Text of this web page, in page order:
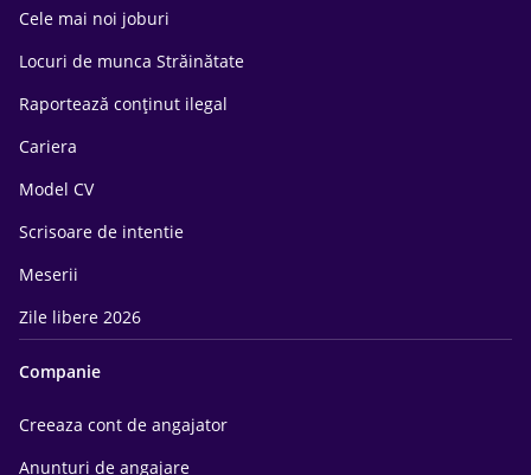
Cele mai noi joburi
Locuri de munca Străinătate
Raportează conținut ilegal
Cariera
Model CV
Scrisoare de intentie
Meserii
Zile libere 2026
Companie
Creeaza cont de angajator
Anunturi de angajare